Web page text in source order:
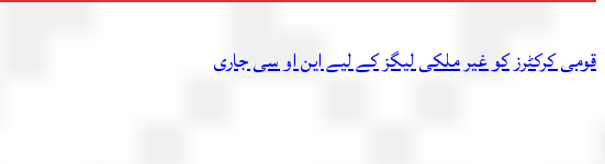
قومی کرکٹرز کو غیر ملکی لیگز کے لیے این او سی جاری